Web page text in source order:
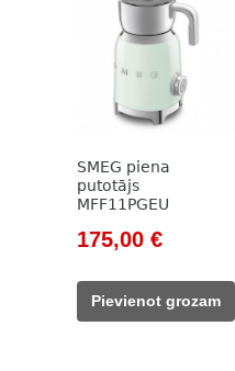
SMEG piena
putotājs
MFF11PGEU
Original
was:
212,00 €.
175,00 €Current
175,00 €.
Pievienot grozam